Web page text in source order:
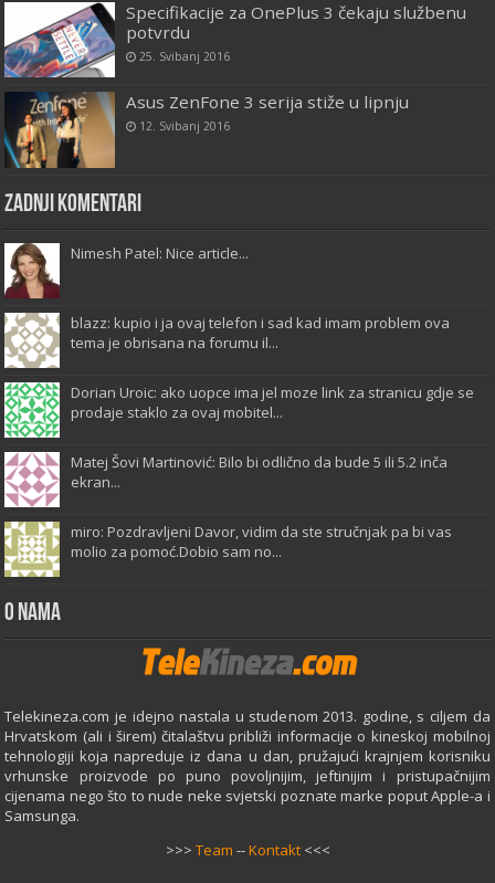
Specifikacije za OnePlus 3 čekaju službenu
potvrdu
25. Svibanj 2016
Asus ZenFone 3 serija stiže u lipnju
12. Svibanj 2016
Zadnji komentari
Nimesh Patel: Nice article...
blazz: kupio i ja ovaj telefon i sad kad imam problem ova
tema je obrisana na forumu il...
Dorian Uroic: ako uopce ima jel moze link za stranicu gdje se
prodaje staklo za ovaj mobitel...
Matej Šovi Martinović: Bilo bi odlično da bude 5 ili 5.2 inča
ekran...
miro: Pozdravljeni Davor, vidim da ste stručnjak pa bi vas
molio za pomoć.Dobio sam no...
O Nama
Telekineza.com je idejno nastala u studenom 2013. godine, s ciljem da
Hrvatskom (ali i širem) čitalaštvu približi informacije o kineskoj mobilnoj
tehnologiji koja napreduje iz dana u dan, pružajući krajnjem korisniku
vrhunske proizvode po puno povoljnijim, jeftinijim i pristupačnijim
cijenama nego što to nude neke svjetski poznate marke poput Apple-a i
Samsunga.
>>> Team --Kontakt<<<